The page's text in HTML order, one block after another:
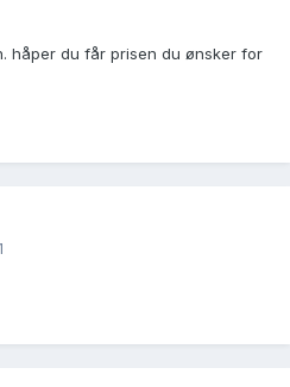
håper du får prisen du ønsker for